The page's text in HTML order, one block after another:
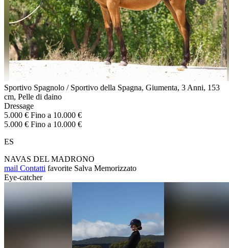
Sportivo Spagnolo / Sportivo della Spagna, Giumenta, 3 Anni, 153
cm, Pelle di daino
Dressage
5.000 € Fino a 10.000 €
5.000 € Fino a 10.000 €
ES
NAVAS DEL MADRONO
mail Contatti favorite Salva Memorizzato
Eye-catcher